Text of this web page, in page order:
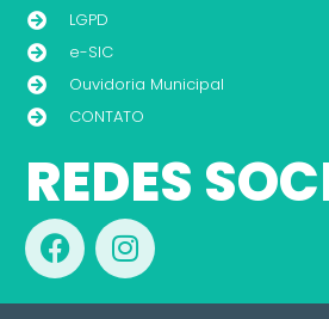
LGPD
e-SIC
Ouvidoria Municipal
CONTATO
REDES